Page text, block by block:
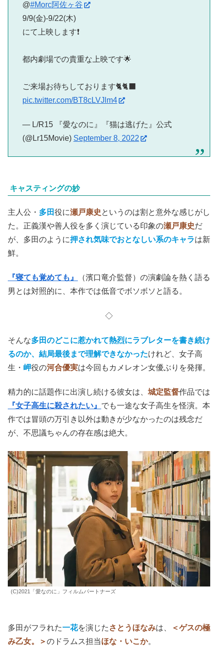
@#Morc阿佐ヶ谷
9/9(金)-9/22(木)
にて上映します❗️
都内劇場での貴重な上映です🌟
ご来場お待ちしております🐈🐈‍⬛
pic.twitter.com/BT8cLVJlm4
— L/R15 『愛なのに』『猫は逃げた』公式
(@Lr15Movie) September 8, 2022
キャスティングの妙
主人公・ 多田役に瀬戸康史 というのは割と意外な感じがし
た。正義漢や善人役を多く演じている印象の瀬戸康史だ
が、多田のように押され気味でおとなしい系のキャラは新
鮮。
『寝ても覚めても』
（濱口竜介監督）の演劇論を熱く語る
男とは対照的に、本作では低音でボソボソと語る。
◇
そんな多田のどこに惹かれて熱烈にラブレターを書き続け
るのか、結局最後まで理解できなかったけれど、女子高
生・ 岬役の河合優実は今回もカメレオン女優ぶりを発揮。
精力的に話題作に出演し続ける彼女は、 城定監督作品では
『女子高生に殺されたい』 でも一途な女子高生を怪演。本
作では冒頭の万引き以外は動きが少なかったのは残念だ
が、不思議ちゃんの存在感は絶大。
(C)2021「愛なのに」フィルムパートナーズ
多田がフラれた一花を演じた さとうほなみは、
＜ゲスの極
み乙女。＞のドラムス担当ほな・いこか。